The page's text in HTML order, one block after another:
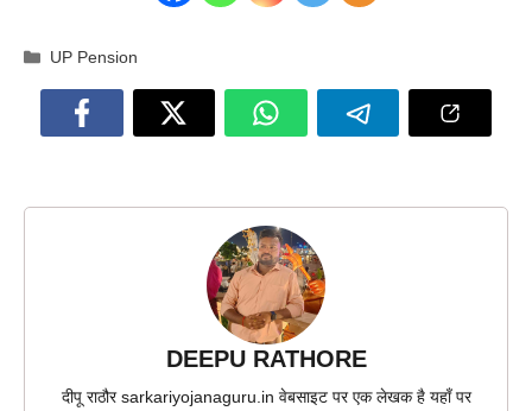
Categories
UP Pension
DEEPU RATHORE
दीपू राठौर sarkariyojanaguru.in वेबसाइट पर एक लेखक है यहाँ पर